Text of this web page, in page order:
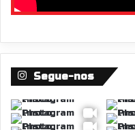
Segue-nos